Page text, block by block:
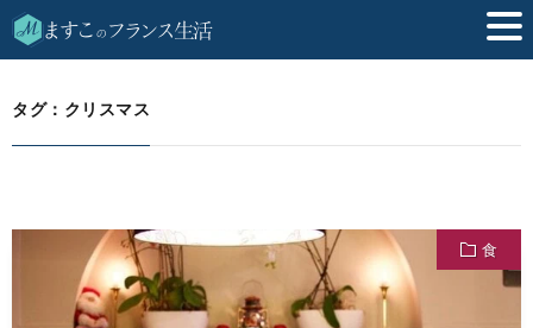
HOME クリスマス
タグ：クリスマス
食